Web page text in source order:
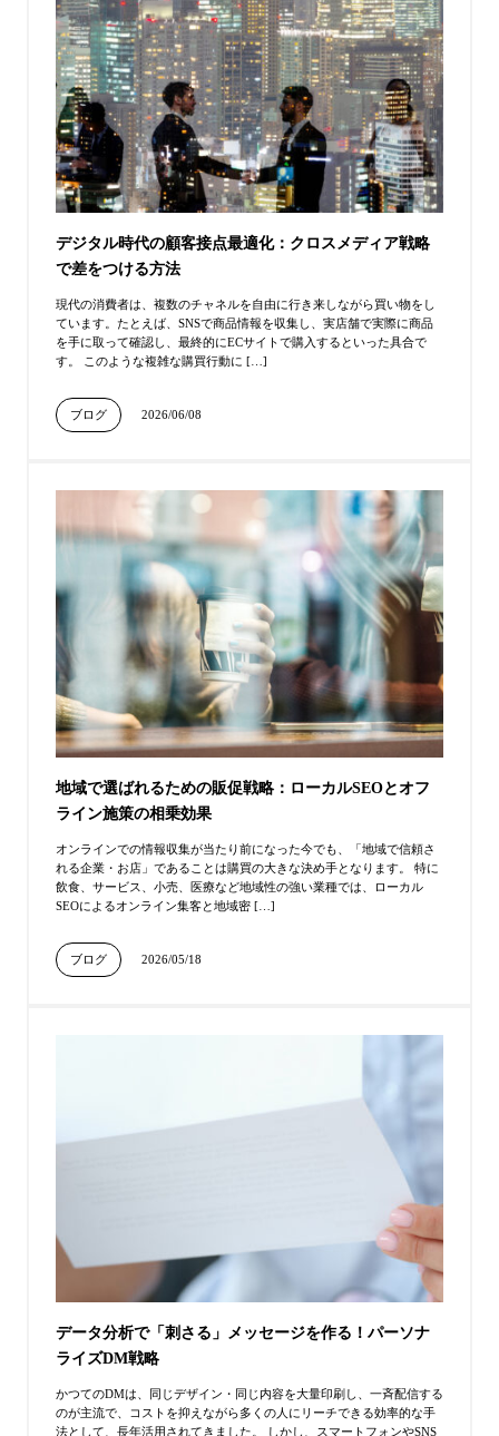
デジタル時代の顧客接点最適化：クロスメディア戦略
で差をつける方法
現代の消費者は、複数のチャネルを自由に行き来しながら買い物をし
ています。たとえば、SNSで商品情報を収集し、実店舗で実際に商品
を手に取って確認し、最終的にECサイトで購入するといった具合で
す。 このような複雑な購買行動に […]
ブログ 2026/06/08
地域で選ばれるための販促戦略：ローカルSEOとオフ
ライン施策の相乗効果
オンラインでの情報収集が当たり前になった今でも、「地域で信頼さ
れる企業・お店」であることは購買の大きな決め手となります。 特に
飲食、サービス、小売、医療など地域性の強い業種では、ローカル
SEOによるオンライン集客と地域密 […]
ブログ 2026/05/18
データ分析で「刺さる」メッセージを作る！パーソナ
ライズDM戦略
かつてのDMは、同じデザイン・同じ内容を大量印刷し、一斉配信する
のが主流で、コストを抑えながら多くの人にリーチできる効率的な手
法として、長年活用されてきました。 しかし、スマートフォンやSNS